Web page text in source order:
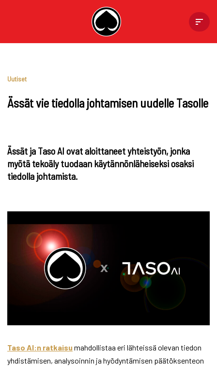
Ässät vie tiedolla johtamisen uudelle Tasolle
Uutiset
Ässät ja Taso AI ovat aloittaneet yhteistyön, jonka
myötä tekoäly tuodaan käytännönläheiseksi osaksi
tiedolla johtamista.
Taso AI:n ratkaisu mahdollistaa eri lähteissä olevan tiedon
yhdistämisen, analysoinnin ja hyödyntämisen päätöksenteon